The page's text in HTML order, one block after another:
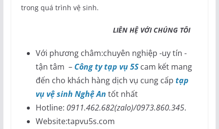
trong quá trình vệ sinh.
LIÊN HỆ VỚI CHÚNG TÔI
Với phương châm:chuyên nghiệp -uy tín -
tận tâm – Công ty tạp vụ 5Scam kết mang
đến cho khách hàng dịch vụ cung cấp tạp
vụ vệ sinh Nghệ An tốt nhất
Hotline: 0911.462.682(zalo)/0973.860.345.
Website:tapvu5s.com